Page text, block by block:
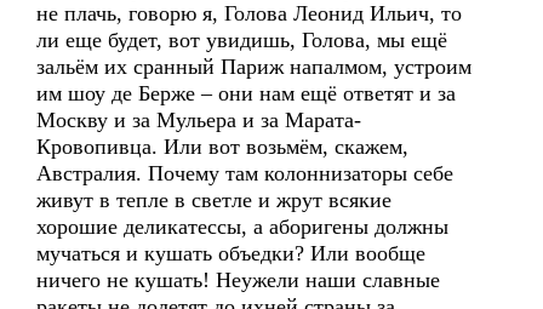
не плачь, говорю я, Голова Леонид Ильич, то
ли еще будет, вот увидишь, Голова, мы ещё
зальём их сранный Париж напалмом, устроим
им шоу де Берже – они нам ещё ответят и за
Москву и за Мульера и за Марата-
Кровопивца. Или вот возьмём, скажем,
Австралия. Почему там колоннизаторы себе
живут в тепле в светле и жрут всякие
хорошие деликатессы, а аборигены должны
мучаться и кушать объедки? Или вообще
ничего не кушать! Неужели наши славные